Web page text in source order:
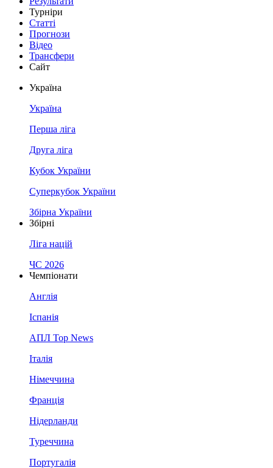
Турніри
Статті
Прогнози
Відео
Трансфери
Сайт
Україна
Україна
Перша ліга
Друга ліга
Кубок України
Суперкубок України
Збірна України
Збірні
Ліга націй
ЧС 2026
Чемпіонати
Англія
Іспанія
АПЛ Top News
Італія
Німеччина
Франція
Нідерланди
Туреччина
Португалія